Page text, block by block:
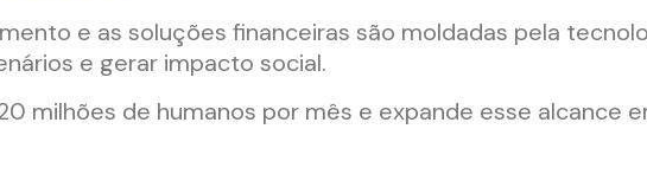
e as soluções financeiras são moldadas pela
e gerar impacto social.
milhões de humanos por mês e expande esse alcance